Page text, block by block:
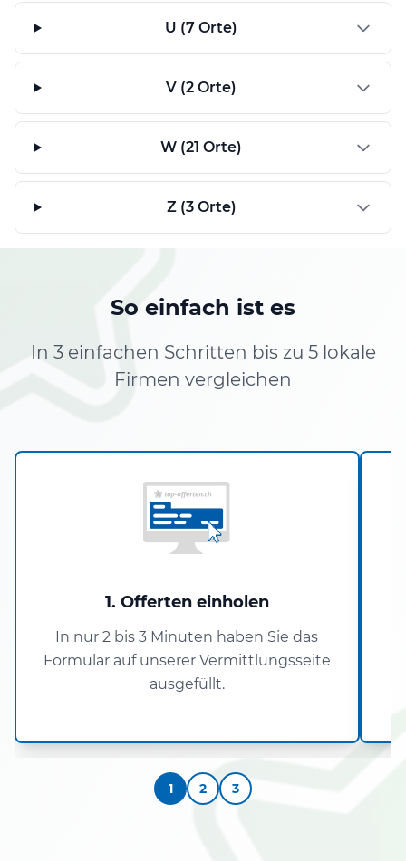
U (7 Orte)
V (2 Orte)
W (21 Orte)
Z (3 Orte)
So einfach ist es
In 3 einfachen Schritten bis zu 5 lokale
Firmen vergleichen
1. Offerten einholen
In nur 2 bis 3 Minuten haben Sie das
Formular auf unserer Vermittlungsseite
ausgefüllt.
1 2 3